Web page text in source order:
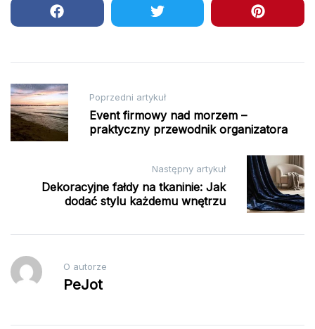
Nawigacja
wpisu
Poprzedni artykuł
Event firmowy nad morzem –
praktyczny przewodnik organizatora
Następny artykuł
Dekoracyjne fałdy na tkaninie: Jak
dodać stylu każdemu wnętrzu
O autorze
PeJot